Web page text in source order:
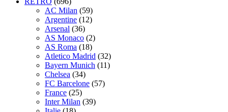
AC Milan (59)
Argentine (12)
Arsenal (36)
AS Monaco (2)
AS Roma (18)
Atletico Madrid (32)
Bayern Munich (11)
Chelsea (34)
FC Barcelone (57)
France (25)
Inter Milan (39)